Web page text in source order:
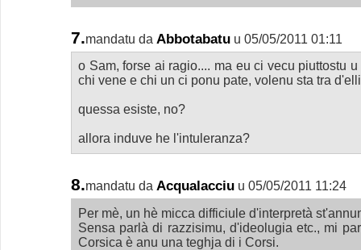
7.mandatu da Abbotabatu u 05/05/2011 01:11
o Sam, forse ai ragio.... ma eu ci vecu piuttostu
chi vene e chi un ci ponu pate, volenu sta tra
quessa esiste, no?
allora induve he l'intuleranza?
8.mandatu da Acqualacciu u 05/05/2011 11:24
Per mè, un hè micca difficiule d'interpretà
Sensa parlà di razzisimu, d'ideolugia etc., mi
Corsica è anu una teghja di i Corsi.